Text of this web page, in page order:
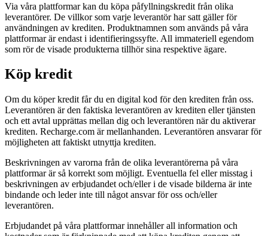
Via våra plattformar kan du köpa påfyllningskredit från olika
leverantörer. De villkor som varje leverantör har satt gäller för
användningen av krediten. Produktnamnen som används på våra
plattformar är endast i identifieringssyfte. All immateriell egendom
som rör de visade produkterna tillhör sina respektive ägare.
Köp kredit
Om du köper kredit får du en digital kod för den krediten från oss.
Leverantören är den faktiska leverantören av krediten eller tjänsten
och ett avtal upprättas mellan dig och leverantören när du aktiverar
krediten. Recharge.com är mellanhanden. Leverantören ansvarar för
möjligheten att faktiskt utnyttja krediten.
Beskrivningen av varorna från de olika leverantörerna på våra
plattformar är så korrekt som möjligt. Eventuella fel eller misstag i
beskrivningen av erbjudandet och/eller i de visade bilderna är inte
bindande och leder inte till något ansvar för oss och/eller
leverantören.
Erbjudandet på våra plattformar innehåller all information och